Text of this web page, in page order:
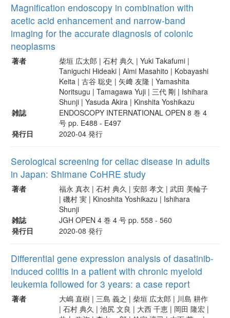
Magnification endoscopy in combination with
acetic acid enhancement and narrow-band
imaging for the accurate diagnosis of colonic
neoplasms
著者
柴垣 広太郎 | 石村 典久 | Yuki Takafumi |
Taniguchi Hideaki | Aimi Masahito | Kobayashi
Keita | 古谷 聡史 | 矢﨑 友隆 | Yamashita
Noritsugu | Tamagawa Yuji | 三代 剛 | Ishihara
Shunji | Yasuda Akira | Kinshita Yoshikazu
雑誌
ENDOSCOPY INTERNATIONAL OPEN 8 巻 4
号 pp. E488 - E497
発行日
2020-04 発行
Serological screening for celiac disease in adults
in Japan: Shimane CoHRE study
著者
福永 真衣 | 石村 典久 | 安部 孝文 | 武田 美輪子
| 磯村 実 | Kinoshita Yoshikazu | Ishihara
Shunji
雑誌
JGH OPEN 4 巻 4 号 pp. 558 - 560
発行日
2020-08 発行
Differential gene expression analysis of dasatinib-
induced colitis in a patient with chronic myeloid
leukemia followed for 3 years: a case report
著者
大嶋 直樹 | 三島 義之 | 柴垣 広太郎 | 川島 耕作
| 石村 典久 | 池尻 文良 | 大西 千恵 | 岡田 隆宏 |